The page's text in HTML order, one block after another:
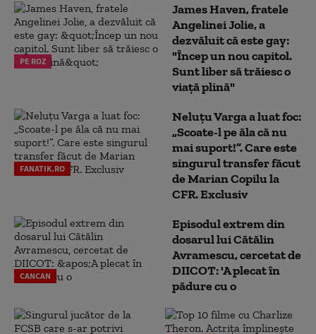
PE ROZ
James Haven, fratele
Angelinei Jolie, a
dezvăluit că este gay:
"Încep un nou capitol.
Sunt liber să trăiesc o
viață plină"
FANATIK.RO
Neluțu Varga a luat foc:
„Scoate-l pe ăla că nu
mai suport!”. Care este
singurul transfer făcut
de Marian Copilu la
CFR. Exclusiv
CANCAN
Episodul extrem din
dosarul lui Cătălin
Avramescu, cercetat de
DIICOT: 'A plecat în
pădure cu o